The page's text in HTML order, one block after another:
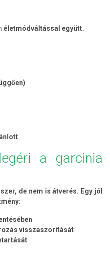
életmódváltással együtt.
a garcinia
de nem is átverés. Egy jól
visszaszorítását